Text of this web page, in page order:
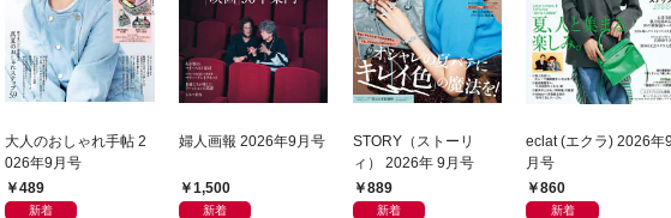
大人のおしゃれ手帖 2
026年9月号
489
新着
婦人画報 2026年9月号
1,500
新着
STORY（ストーリ
ィ） 2026年 9月号
889
新着
eclat (エクラ) 2026年9
月号
860
新着